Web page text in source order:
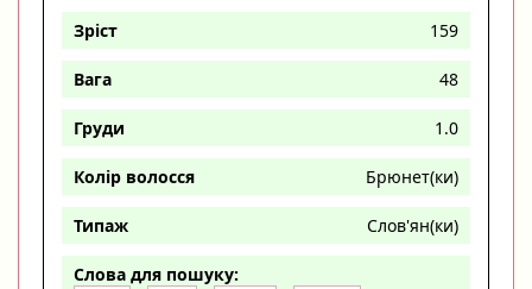
Зріст 159
Вага 48
Груди 1.0
Колір волосся Брюнет(ки)
Типаж Слов'ян(ки)
Слова для пошуку: